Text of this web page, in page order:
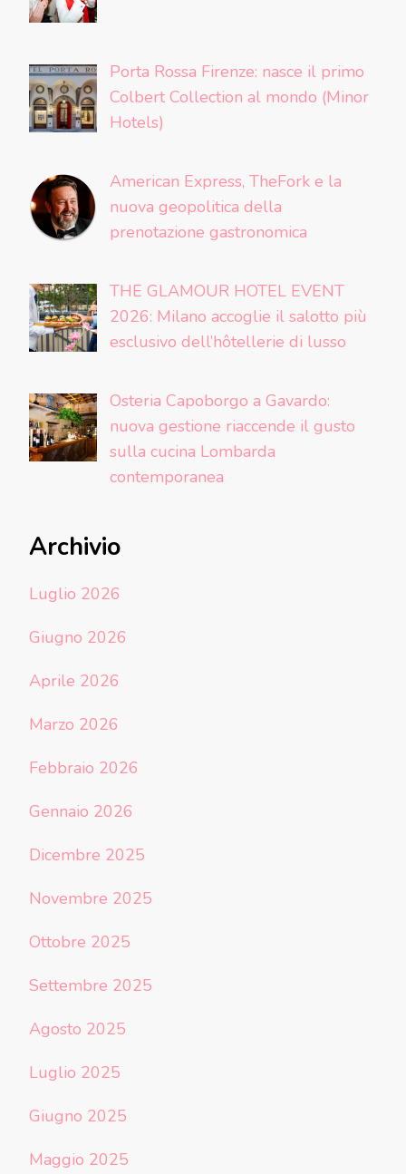
Porta Rossa Firenze: nasce il primo
Colbert Collection al mondo (Minor
Hotels)
American Express, TheFork e la
nuova geopolitica della
prenotazione gastronomica
THE GLAMOUR HOTEL EVENT
2026: Milano accoglie il salotto più
esclusivo dell’hôtellerie di lusso
Osteria Capoborgo a Gavardo:
nuova gestione riaccende il gusto
sulla cucina Lombarda
contemporanea
Archivio
Luglio 2026
Giugno 2026
Aprile 2026
Marzo 2026
Febbraio 2026
Gennaio 2026
Dicembre 2025
Novembre 2025
Ottobre 2025
Settembre 2025
Agosto 2025
Luglio 2025
Giugno 2025
Maggio 2025